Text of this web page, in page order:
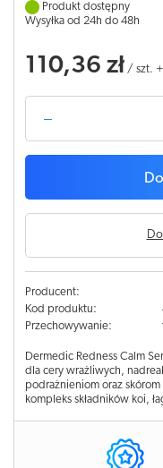
Produkt dostępny
Wysyłka od 24h do 48h
110,36 zł / szt. +
Producent:
Kod produktu:
Przechowywanie:
Dermedic Redness Calm
dla cery wrażliwych,
podrażnieniom oraz
kompleks składników koi,